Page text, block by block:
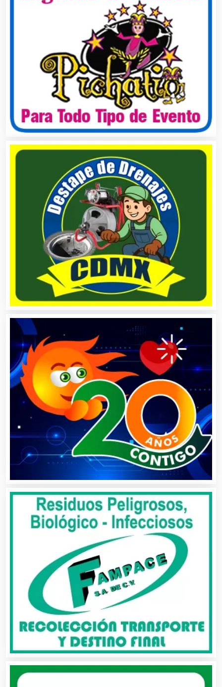
Asociaciones Civiles
Asociaciones Empresariales
Audio, Sonido e Iluminación
Audios para Eventos
Autobuses
Automatización
Automóviles Nuevos y Usados
Autopartes Eléctricas
Avaluos
Balnearios
Bancos
Banquetes
Basculas
Bebidas
Belleza
Bordados y Estampados
Boutiques